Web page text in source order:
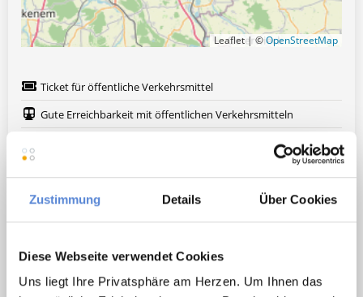
Zustimmung Details Über Cookies
Diese Webseite verwendet Cookies
Uns liegt Ihre Privatsphäre am Herzen. Um Ihnen das
Leaflet | ©OpenStreetMap
Ticket für öffentliche Verkehrsmittel
Gute Erreichbarkeit mit öffentlichen Verkehrsmitteln
Option zur Partnerschaft
Treuer Patientenstamm
Nachfolger gesucht
Fort- und Weiterbildung